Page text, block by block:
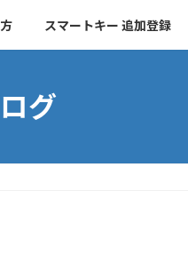
スマートキー 追加登録
グ